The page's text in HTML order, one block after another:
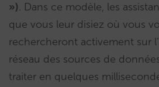
»). Dans ce modèle, les
que vous leur disiez où vous
rechercheront activement sur
réseau des sources de
traiter en quelques